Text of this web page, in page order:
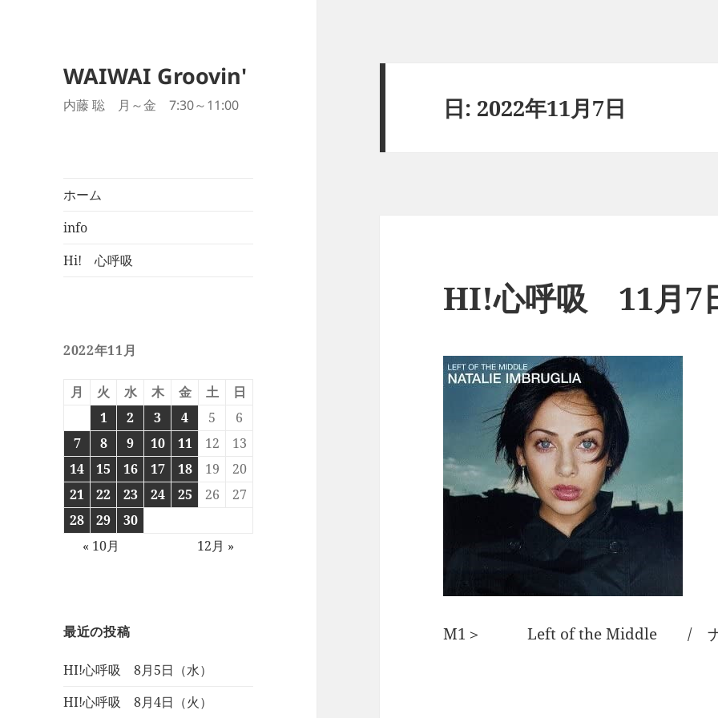
WAIWAI Groovin'
内藤 聡 月～金 7:30～11:00
ホーム
info
Hi! 心呼吸
2022年11月
月 火 水 木 金 土
日
1
2 3 4 5
6
7
8 9 10 11 12
13
14
15 16 17 18 19
20
21
22 23 24 25 26
27
28
29
30
« 10月
12月 »
最近の投稿
HI!心呼吸 8月5日（水）
HI!心呼吸 8月4日（火）
日: 2022年11月7日
HI!心呼吸 11月7
M1＞ Left of the Middle / ナタ